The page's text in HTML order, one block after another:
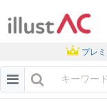
プレ